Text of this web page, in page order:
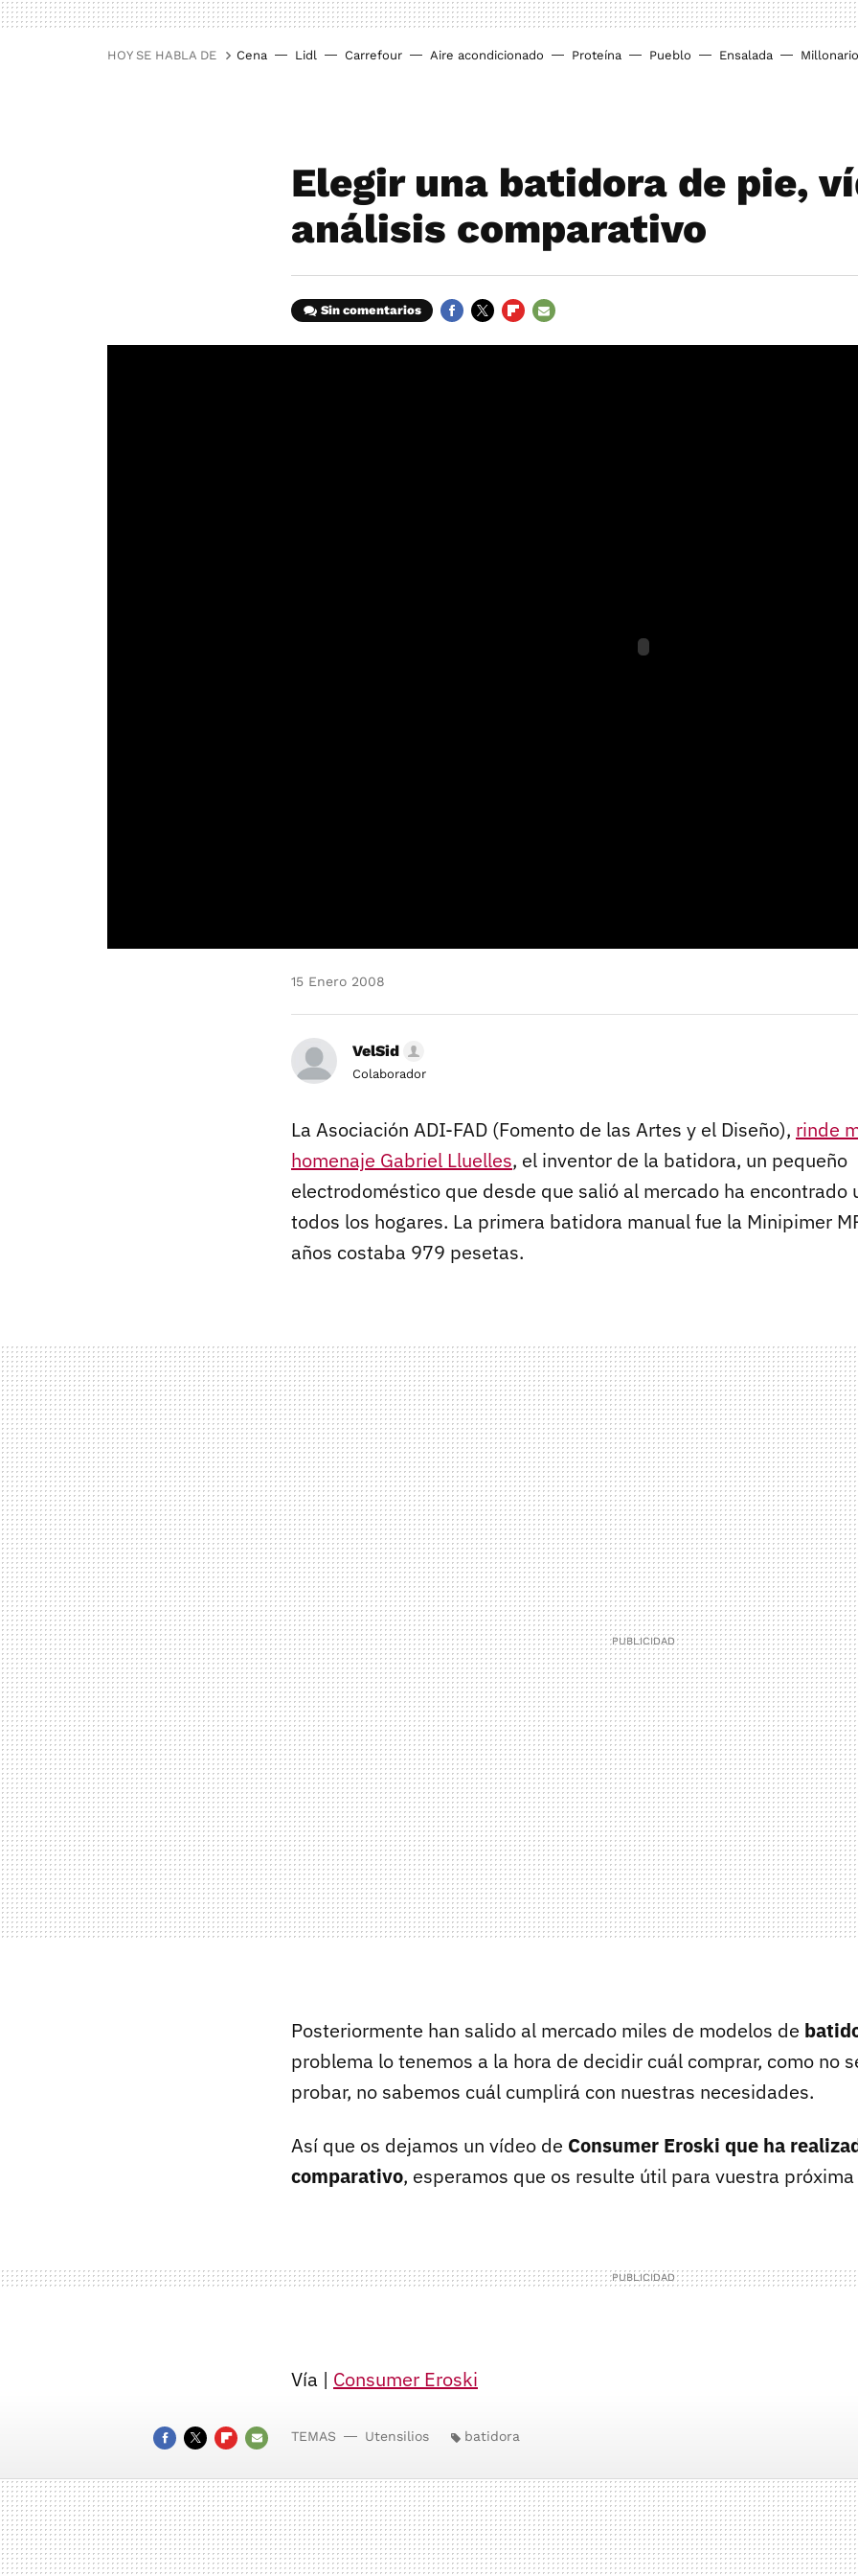
HOY SE HABLA DE Cena Lidl Carrefour Aire acondicionado Proteína Pueblo Ensalada Millonario
Elegir una batidora de pie,
análisis comparativo
Sin comentarios
15 Enero 2008
VelSid
Colaborador
La Asociación ADI-FAD (Fomento de las Artes y el Diseño), rinde
homenaje Gabriel Lluelles, el inventor de la batidora, un pequeño
electrodoméstico que desde que salió al mercado ha encontrado
todos los hogares. La primera batidora manual fue la Minipimer
años costaba 979 pesetas.
Posteriormente han salido al mercado miles de modelos de
problema lo tenemos a la hora de decidir cuál comprar, como no
probar, no sabemos cuál cumplirá con nuestras necesidades.
Así que os dejamos un vídeo de Consumer Eroski que ha
comparativo, esperamos que os resulte útil para vuestra
Vía | Consumer Eroski
MAIL
TEMAS Utensilios batidora